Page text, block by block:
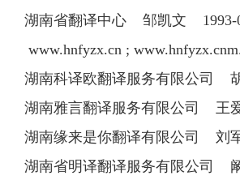
湖南省翻译中心 邹凯文 1993-
www.hnfyzx.cn ;
湖南科译欧翻译服务有限公司
湖南雅言翻译服务有限公司 王
湖南缘来是你翻译有限公司 刘
湖南省明译翻译服务有限公司